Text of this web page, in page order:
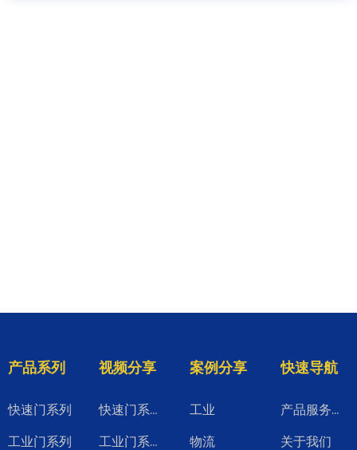
产品系列
快速门系列
工业门系列
视频分享
快速门系列视频
工业门系列视频
快速导航
产品服务升级
关于我们
案例分享
工业
物流